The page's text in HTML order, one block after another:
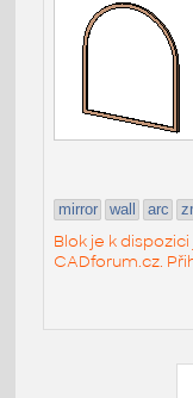
mirror wall arc
Blok je k
CADforum.cz.